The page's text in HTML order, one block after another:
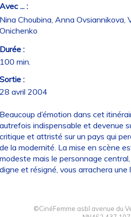
... :
Choubina, Anna Ovsiannikova,
:
min.
:
avril 2004
d’émotion dans cet
indispensable et devenue
et attristé sur un pays qui
la modernité. La mise en scène
mais le personnage
et résigné, vous arrachera une
©CinéFemme asbl avenue du